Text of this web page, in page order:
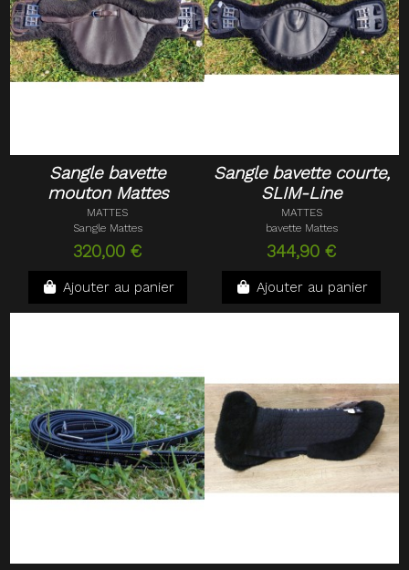
Sangle bavette
mouton Mattes
MATTES
Sangle Mattes
320,00 €
Ajouter au panier
Sangle bavette courte,
SLIM-Line
MATTES
bavette Mattes
344,90 €
Ajouter au panier